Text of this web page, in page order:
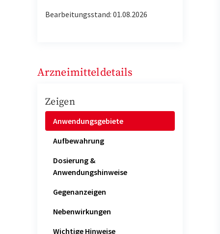
Bearbeitungsstand: 01.08.2026
Arzneimitteldetails
Zeigen
Anwendungsgebiete
Aufbewahrung
Dosierung &
Anwendungshinweise
Gegenanzeigen
Nebenwirkungen
Wichtige Hinweise